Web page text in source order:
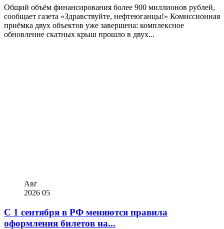
Общий объём финансирования более 900 миллионов рублей,
сообщает газета «Здравствуйте, нефтеюганцы!» Комиссионная
приёмка двух объектов уже завершена: комплексное
обновление скатных крыш прошло в двух...
Авг
2026 05
С 1 сентября в РФ меняются правила
оформления билетов на...